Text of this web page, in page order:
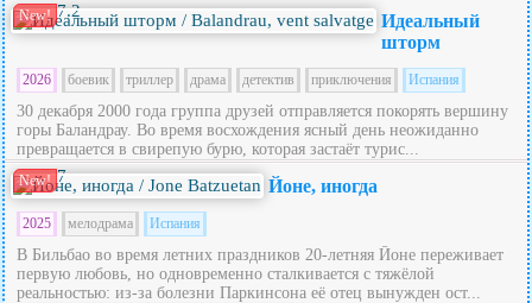
New! 7.2
Идеальный
шторм
2026 боевик триллер драма детектив приключения Испания
30 декабря 2000 года группа друзей отправляется покорять вершину
горы Баландрау. Во время восхождения ясный день неожиданно
превращается в свирепую бурю, которая застаёт турис...
New! 7 Йоне, иногда
2025 мелодрама Испания
В Бильбао во время летних праздников 20‑летняя Йоне переживает
первую любовь, но одновременно сталкивается с тяжёлой
реальностью: из‑за болезни Паркинсона её отец вынужден ост...